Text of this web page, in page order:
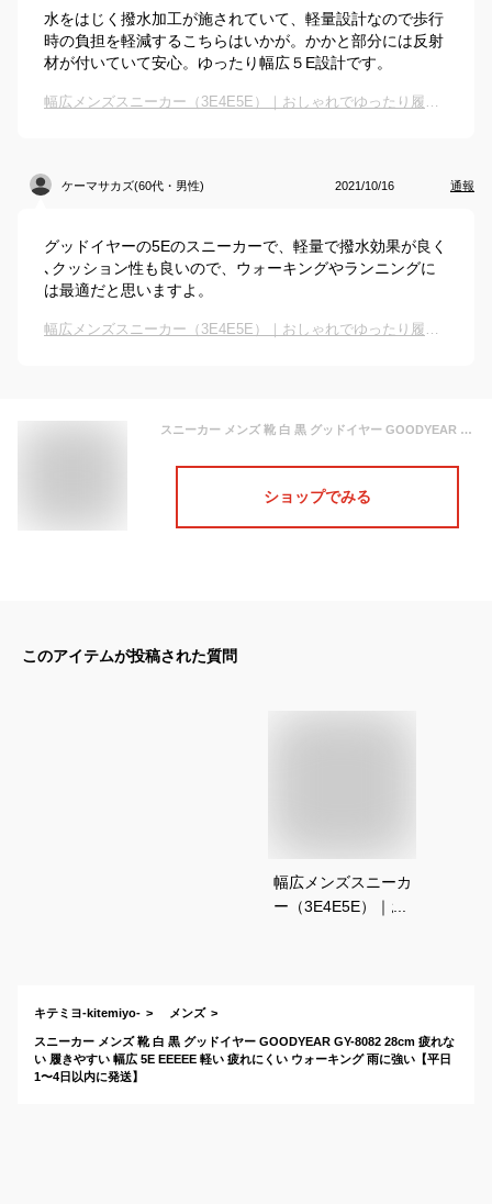
水をはじく撥水加工が施されていて、軽量設計なので歩行
時の負担を軽減するこちらはいかが。かかと部分には反射
材が付いていて安心。ゆったり幅広５E設計です。
幅広メンズスニーカー（3E4E5E）｜おしゃれでゆったり履きやすい幅広ウォーキングシューズのおすすめは？
ケーマサカズ(60代・男性) 2021/10/16 通報
グッドイヤーの5Eのスニーカーで、軽量で撥水効果が良く
､クッション性も良いので、ウォーキングやランニングに
は最適だと思いますよ。
幅広メンズスニーカー（3E4E5E）｜おしゃれでゆったり履きやすい幅広ウォーキングシューズのおすすめは？
スニーカー メンズ 靴 白 黒 グッドイヤー GOODYEAR GY-8082 28cm 疲れない 履きやすい 幅広 5E EEEEE 軽い 疲れにくい ウォーキング 雨に強い【平日1〜4日以内に発送】
ショップでみる
このアイテムが投稿された質問
幅広メンズスニーカ
ー（3E4E5E）｜お
キテミヨ-kitemiyo- メンズ
スニーカー メンズ 靴 白 黒 グッドイヤー GOODYEAR GY-8082 28cm 疲れな
い 履きやすい 幅広 5E EEEEE 軽い 疲れにくい ウォーキング 雨に強い【平日
1〜4日以内に発送】